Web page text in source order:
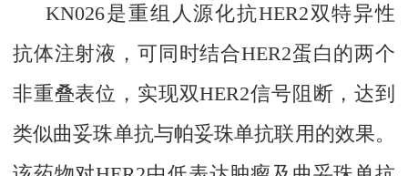
KN026是重组人源化抗HER2双特异性
抗体注射液，可同时结合HER2蛋白的两个
非重叠表位，实现双HER2信号阻断，达到
类似曲妥珠单抗与帕妥珠单抗联用的效果。